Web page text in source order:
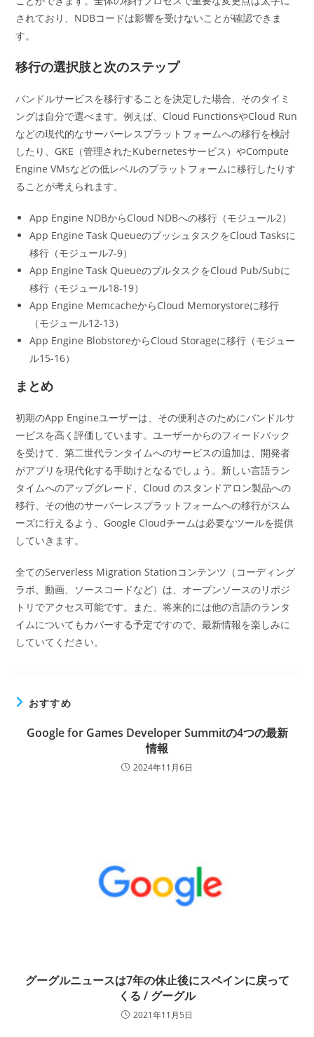
されており、NDBコードは影響を受けないことが確認できま
す。
移行の選択肢と次のステップ
バンドルサービスを移行することを決定した場合、そのタイミ
ングは自分で選べます。例えば、Cloud FunctionsやCloud Run
などの現代的なサーバーレスプラットフォームへの移行を検討
したり、GKE（管理されたKubernetesサービス）やCompute
Engine VMsなどの低レベルのプラットフォームに移行したりす
ることが考えられます。
App Engine NDBからCloud NDBへの移行（モジュール2）
App Engine Task QueueのプッシュタスクをCloud Tasksに
移行（モジュール7-9）
App Engine Task QueueのプルタスクをCloud Pub/Subに
移行（モジュール18-19）
App Engine MemcacheからCloud Memorystoreに移行
（モジュール12-13）
App Engine BlobstoreからCloud Storageに移行（モジュー
ル15-16）
まとめ
初期のApp Engineユーザーは、その便利さのためにバンドルサ
ービスを高く評価しています。ユーザーからのフィードバック
を受けて、第二世代ランタイムへのサービスの追加は、開発者
がアプリを現代化する手助けとなるでしょう。新しい言語ラン
タイムへのアップグレード、Cloud のスタンドアロン製品への
移行、その他のサーバーレスプラットフォームへの移行がスム
ーズに行えるよう、Google Cloudチームは必要なツールを提供
していきます。
全てのServerless Migration Stationコンテンツ（コーディング
ラボ、動画、ソースコードなど）は、オープンソースのリポジ
トリでアクセス可能です。また、将来的には他の言語のランタ
イムについてもカバーする予定ですので、最新情報を楽しみに
していてください。
おすすめ
Google for Games Developer Summitの4つの最新
情報
2024年11月6日
グーグルニュースは7年の休止後にスペインに戻って
くる / グーグル
2021年11月5日